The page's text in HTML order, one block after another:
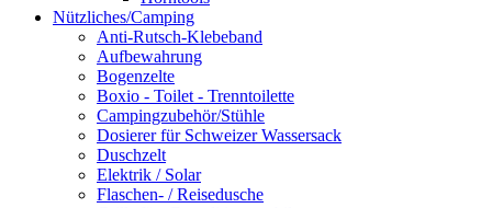
Nützliches/Camping
Anti-Rutsch-Klebeband
Aufbewahrung
Bogenzelte
Boxio - Toilet - Trenntoilette
Campingzubehör/Stühle
Dosierer für Schweizer Wassersack
Duschzelt
Elektrik / Solar
Flaschen- / Reisedusche